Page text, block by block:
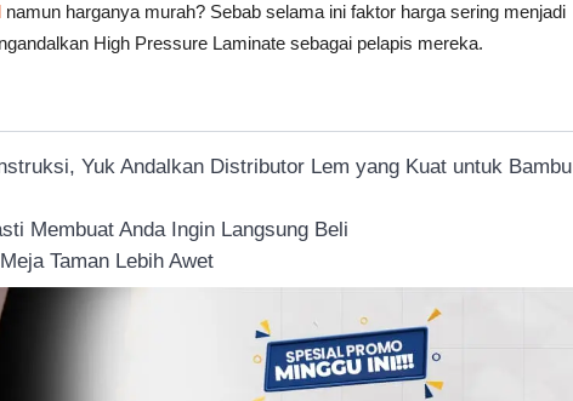
&
Lama
namun harganya murah? Sebab selama ini faktor harga sering menjadi
High Pressure Laminate sebagai pelapis mereka.
Yuk Andalkan Distributor Lem yang Kuat untuk Bambu
Membuat Anda Ingin Langsung Beli
Taman Lebih Awet